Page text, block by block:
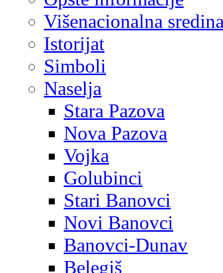
Višenacionalna
Istorijat
Simboli
Naselja
Stara Pazova
Nova Pazova
Vojka
Golubinci
Stari Banovci
Novi Banovci
Banovci-Dunav
Belegiš